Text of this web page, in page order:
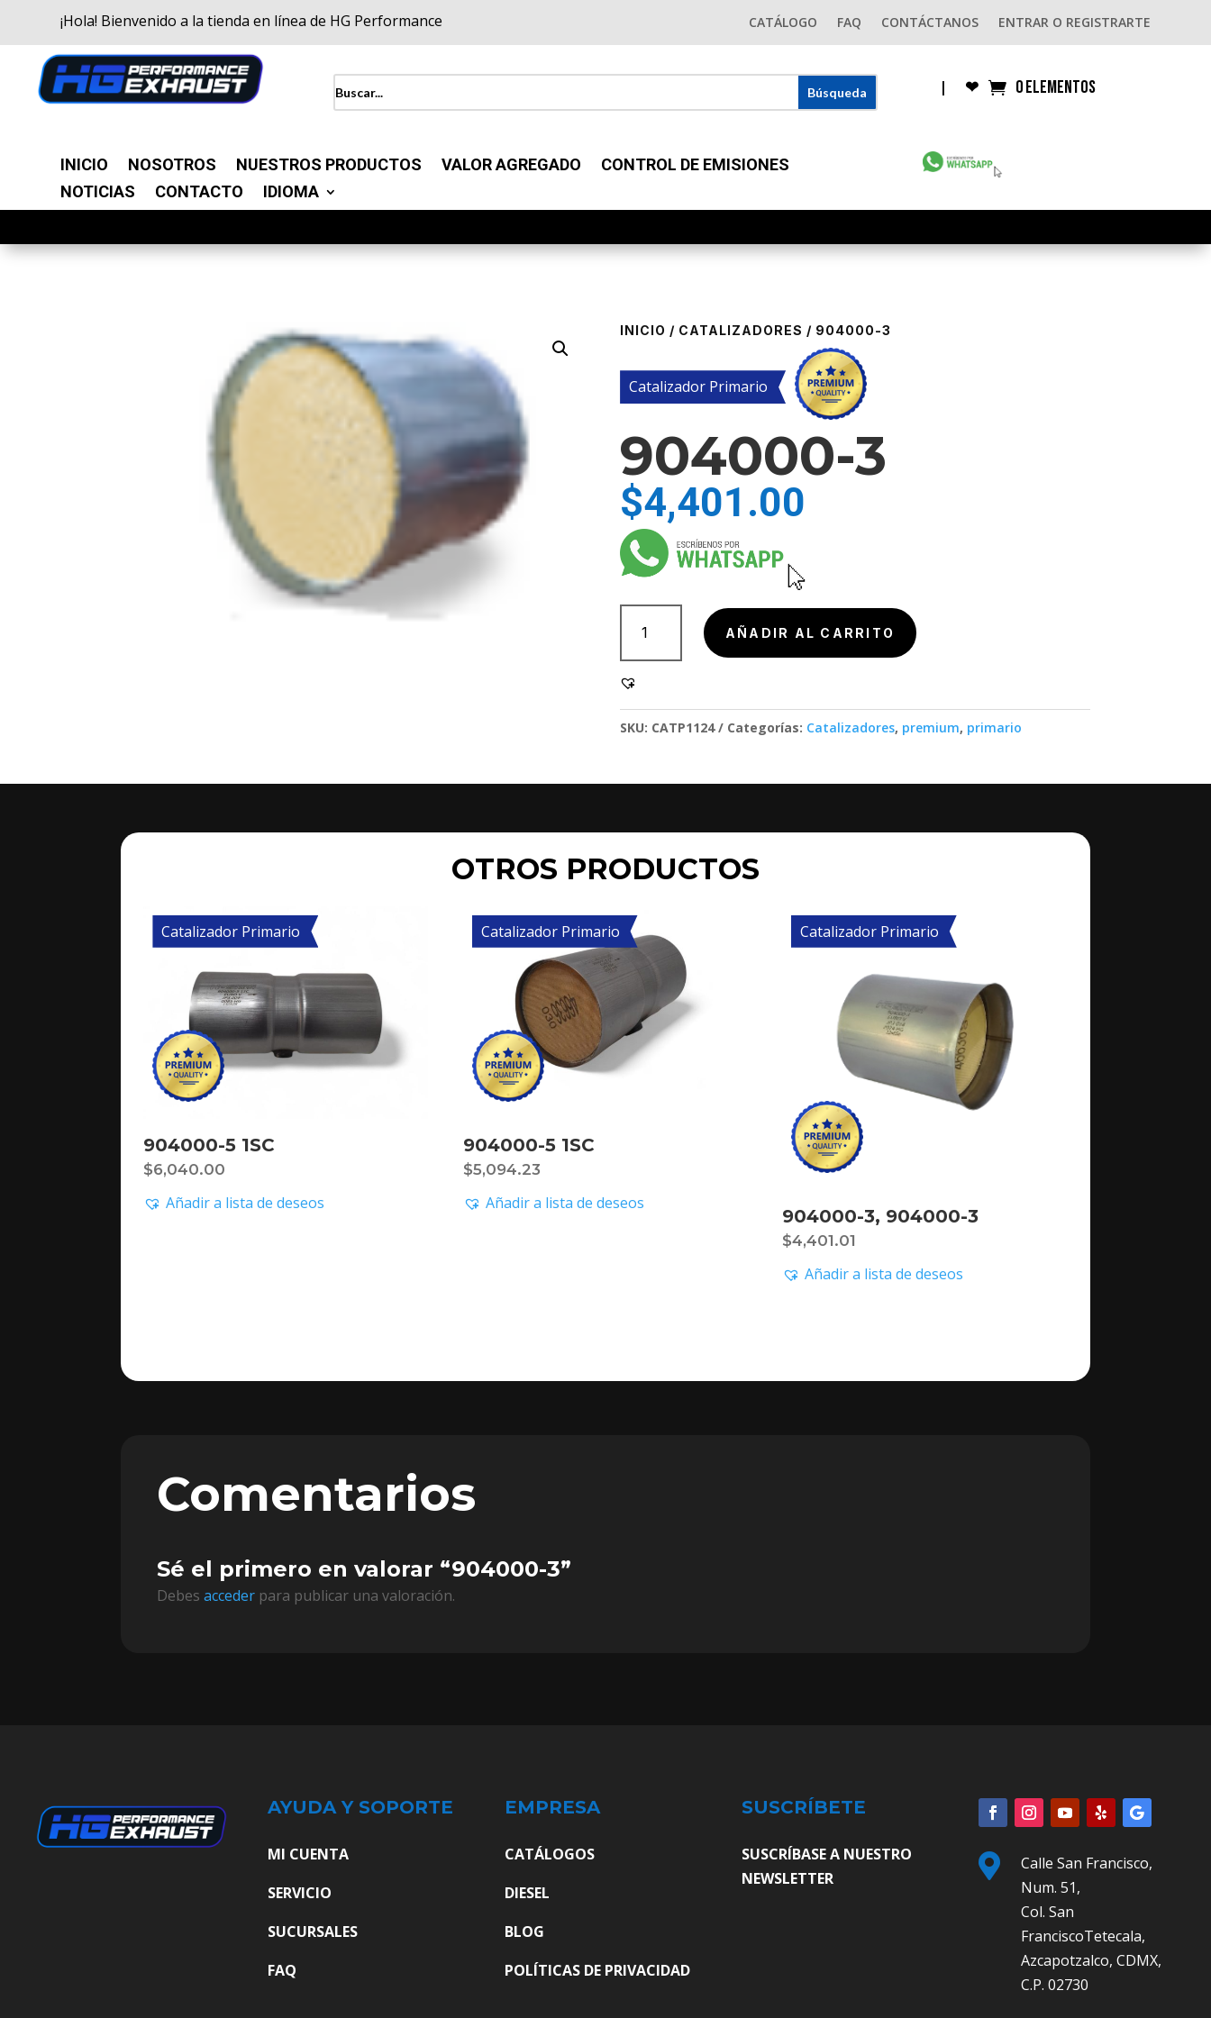
¡Hola! Bienvenido a la tienda en línea de HG Performance CATÁLOGO FAQ CONTÁCTANOS ENTRAR O REGISTRARTE
| ❤︎ 0 elementos
INICIO NOSOTROS NUESTROS PRODUCTOS VALOR AGREGADO
CONTROL DE EMISIONES
NOTICIAS
CONTACTO IDIOMA
INICIO / CATALIZADORES / 904000-3
Catalizador Primario
904000-3
$4,401.00
904000-
cantidad
AÑADIR AL CARRITO
SKU: CATP1124 Categorías: Catalizadores, premium, primario
OTROS PRODUCTOS
Catalizador Primario
904000-5 1SC
$6,040.00
Añadir a lista de deseos
Catalizador Primario
904000-5 1SC
$5,094.23
Añadir a lista de deseos
Catalizador Primario
904000-3, 904000-3
$4,401.01
Añadir a lista de deseos
Comentarios
Sé el primero en valorar “904000-3”
Debesacceder para publicar una valoración.
AYUDA Y SOPORTE
MI CUENTA
SERVICIO
SUCURSALES
FAQ
EMPRESA
CATÁLOGOS
DIESEL
BLOG
POLÍTICAS DE PRIVACIDAD
SUSCRÍBETE
SUSCRÍBASE A NUESTRO
NEWSLETTER

Calle San Francisco,
Num. 51,
Col. San
FranciscoTetecala,
Azcapotzalco, CDMX,
C.P. 02730